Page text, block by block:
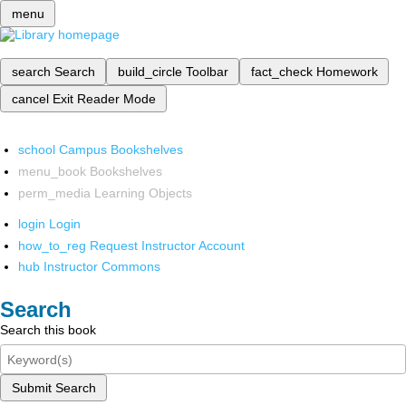
menu
search Search build_circle Toolbar fact_check Homework
cancel Exit Reader Mode
school Campus Bookshelves
menu_book Bookshelves
perm_media Learning Objects
login Login
how_to_reg Request Instructor Account
hub Instructor Commons
Search
Search this book
Submit Search